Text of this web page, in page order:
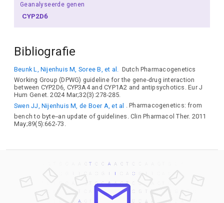
Geanalyseerde genen
CYP2D6
Bibliografie
Beunk L, Nijenhuis M, Soree B, et al.
Dutch Pharmacogenetics
Working Group (DPWG) guideline for the gene-drug interaction
between CYP2D6, CYP3A4 and CYP1A2 and antipsychotics. Eur J
Hum Genet. 2024 Mar;32(3):278-285.
Swen JJ, Nijenhuis M, de Boer A, et al . Pharmacogenetics: from
bench to byte--an update of guidelines. Clin Pharmacol Ther. 2011
May;89(5):662-73.